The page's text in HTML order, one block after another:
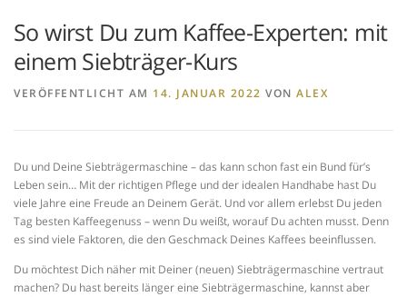
KAFFEEWISSEN 0 ARTIKEL 0,00 €
So wirst Du zum Kaffee-Experten: mit
einem Siebträger-Kurs
VERÖFFENTLICHT AM 14. JANUAR 2022 VON ALEX
Du und Deine Siebträgermaschine – das kann schon fast ein Bund für’s
Leben sein… Mit der richtigen Pflege und der idealen Handhabe hast Du
viele Jahre eine Freude an Deinem Gerät. Und vor allem erlebst Du jeden
Tag besten Kaffeegenuss – wenn Du weißt, worauf Du achten musst. Denn
es sind viele Faktoren, die den Geschmack Deines Kaffees beeinflussen.
Du möchtest Dich näher mit Deiner (neuen) Siebträgermaschine vertraut
machen? Du hast bereits länger eine Siebträgermaschine, kannst aber